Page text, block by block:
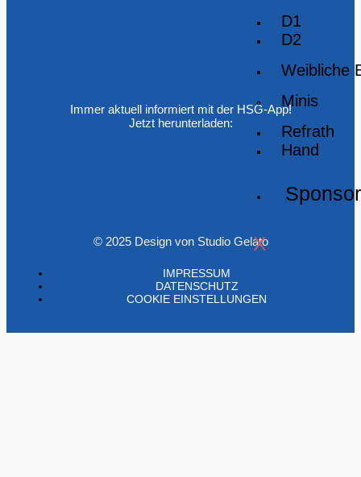
D1
D2
Weibliche
Minis
Refrath
Hand
X
Immer aktuell informiert mit der HSG-App!
Jetzt herunterladen:
© 2025 Design von Studio Gelato
IMPRESSUM
DATENSCHUTZ
COOKIE EINSTELLUNGEN